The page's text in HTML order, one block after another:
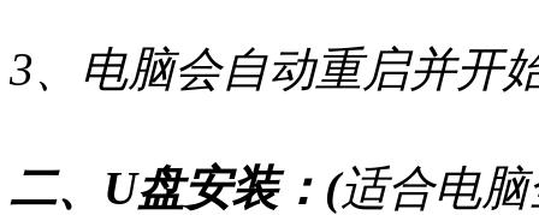
3、电脑会自动重启并开
二、U盘安装：(适合电